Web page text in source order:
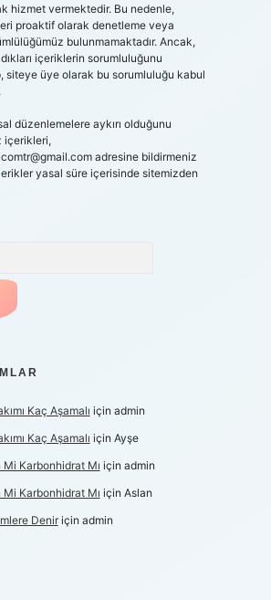
hizmet vermektedir. Bu nedenle,
proaktif olarak denetleme veya
bulunmamaktadır. Ancak,
içeriklerin sorumluluğunu
siteye üye olarak bu sorumluluğu kabul
düzenlemelere aykırı olduğunu
içerikleri,
adresine bildirmeniz
yasal süre içerisinde sitemizden
Kaç Aşamalı için admin
Kaç Aşamalı için Ayşe
Karbonhidrat Mı için admin
Karbonhidrat Mı için Aslan
Deniriçin admin